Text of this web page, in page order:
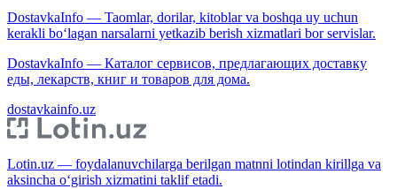
DostavkaInfo — Taomlar, dorilar, kitoblar va boshqa uy uchun
kerakli bo‘lagan narsalarni yetkazib berish xizmatlari bor servislar.
DostavkaInfo — Каталог сервисов, предлагающих доставку
еды, лекарств, книг и товаров для дома.
dostavkainfo.uz
Lotin.uz — foydalanuvchilarga berilgan matnni lotindan kirillga va
aksincha o‘girish xizmatini taklif etadi.